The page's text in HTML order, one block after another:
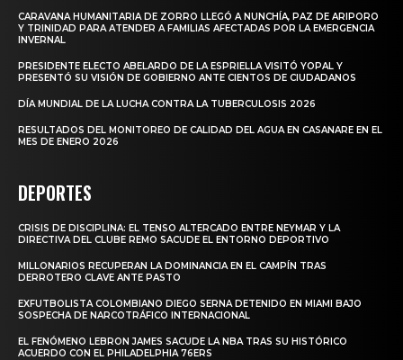
CARAVANA HUMANITARIA DE ZORRO LLEGÓ A NUNCHÍA, PAZ DE ARIPORO
Y TRINIDAD PARA ATENDER A FAMILIAS AFECTADAS POR LA EMERGENCIA
INVERNAL
PRESIDENTE ELECTO ABELARDO DE LA ESPRIELLA VISITÓ YOPAL Y
PRESENTÓ SU VISIÓN DE GOBIERNO ANTE CIENTOS DE CIUDADANOS
DÍA MUNDIAL DE LA LUCHA CONTRA LA TUBERCULOSIS 2026
RESULTADOS DEL MONITOREO DE CALIDAD DEL AGUA EN CASANARE EN EL
MES DE ENERO 2026
DEPORTES
CRISIS DE DISCIPLINA: EL TENSO ALTERCADO ENTRE NEYMAR Y LA
DIRECTIVA DEL CLUBE REMO SACUDE EL ENTORNO DEPORTIVO
MILLONARIOS RECUPERAN LA DOMINANCIA EN EL CAMPÍN TRAS
DERROTERO CLAVE ANTE PASTO
EXFUTBOLISTA COLOMBIANO DIEGO SERNA DETENIDO EN MIAMI BAJO
SOSPECHA DE NARCOTRÁFICO INTERNACIONAL
EL FENÓMENO LEBRON JAMES SACUDE LA NBA TRAS SU HISTÓRICO
ACUERDO CON EL PHILADELPHIA 76ERS